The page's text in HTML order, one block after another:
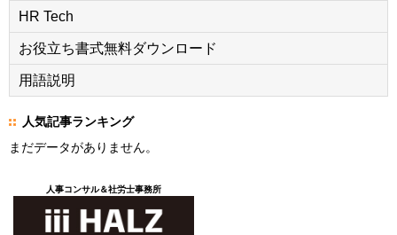
HR Tech
お役立ち書式無料ダウンロード
用語説明
人気記事ランキング
まだデータがありません。
人事コンサル＆社労士事務所